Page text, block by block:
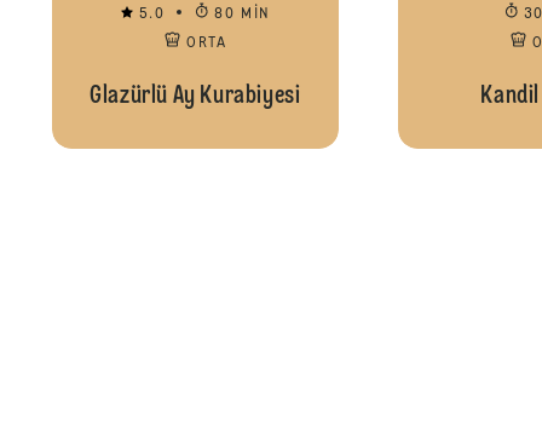
5.0
80 MIN
ORTA
Glazürlü Ay Kurabiyesi